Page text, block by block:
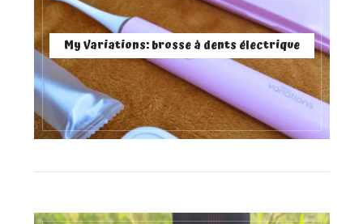
My Variations: brosse à dents électrique